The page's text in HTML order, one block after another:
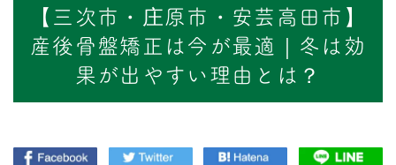
【三次市・庄原市・安芸高田市】
産後骨盤矯正は今が最適｜冬は効
果が出やすい理由とは？